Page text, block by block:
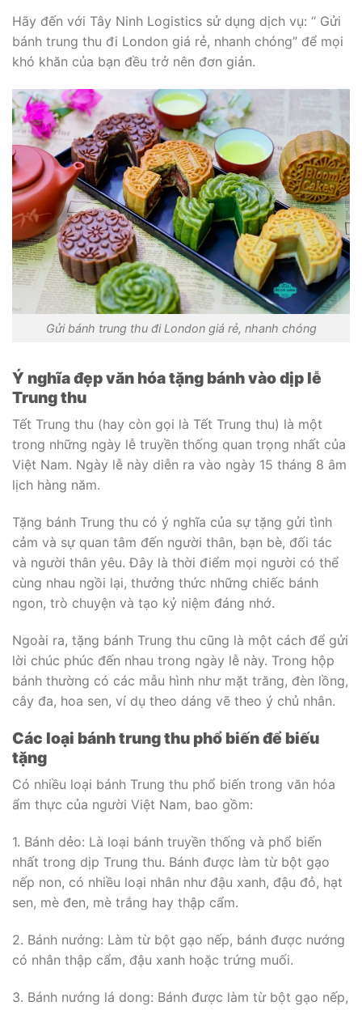
Hãy đến với Tây Ninh Logistics sử dụng dịch vụ: “ Gửi
bánh trung thu đi London giá rẻ, nhanh chóng” để mọi
khó khăn của bạn đều trở nên đơn giản.
Gửi bánh trung thu đi London giá rẻ, nhanh chóng
Ý nghĩa đẹp văn hóa tặng bánh vào dịp lễ
Trung thu
Tết Trung thu (hay còn gọi là Tết Trung thu) là một
trong những ngày lễ truyền thống quan trọng nhất của
Việt Nam. Ngày lễ này diễn ra vào ngày 15 tháng 8 âm
lịch hàng năm.
Tặng bánh Trung thu có ý nghĩa của sự tặng gửi tình
cảm và sự quan tâm đến người thân, bạn bè, đối tác
và người thân yêu. Đây là thời điểm mọi người có thể
cùng nhau ngồi lại, thưởng thức những chiếc bánh
ngon, trò chuyện và tạo kỷ niệm đáng nhớ.
Ngoài ra, tặng bánh Trung thu cũng là một cách để gửi
lời chúc phúc đến nhau trong ngày lễ này. Trong hộp
bánh thường có các mẫu hình như mặt trăng, đèn lồng,
cây đa, hoa sen, ví dụ theo dáng vẽ theo ý chủ nhân.
Các loại bánh trung thu phổ biến để biếu
tặng
Có nhiều loại bánh Trung thu phổ biến trong văn hóa
ẩm thực của người Việt Nam, bao gồm:
1. Bánh dẻo: Là loại bánh truyền thống và phổ biến
nhất trong dịp Trung thu. Bánh được làm từ bột gạo
nếp non, có nhiều loại nhân như đậu xanh, đậu đỏ, hạt
sen, mè đen, mè trắng hay thập cẩm.
2. Bánh nướng: Làm từ bột gạo nếp, bánh được nướng
có nhân thập cẩm, đậu xanh hoặc trứng muối.
3. Bánh nướng lá dong: Bánh được làm từ bột gạo nếp,